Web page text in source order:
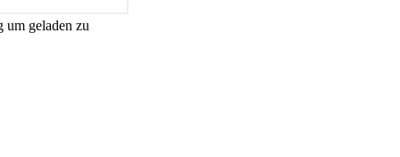
um geladen zu